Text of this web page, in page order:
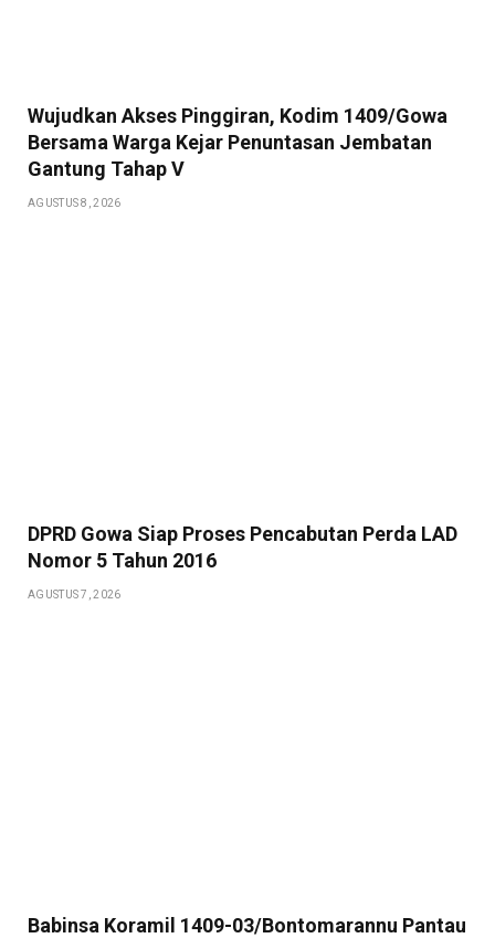
Wujudkan Akses Pinggiran, Kodim 1409/Gowa
Bersama Warga Kejar Penuntasan Jembatan
Gantung Tahap V
AGUSTUS 8, 2026
DPRD Gowa Siap Proses Pencabutan Perda LAD
Nomor 5 Tahun 2016
AGUSTUS 7, 2026
Babinsa Koramil 1409-03/Bontomarannu Pantau